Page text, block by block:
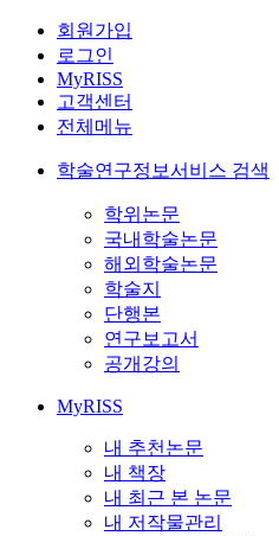
회원가입
로그인
MyRISS
고객센터
전체메뉴
학술연구정보서비스 검색
학위논문
국내학술논문
해외학술논문
학술지
단행본
연구보고서
공개강의
MyRISS
내 추천논문
내 책장
내 최근 본 논문
내 저작물관리